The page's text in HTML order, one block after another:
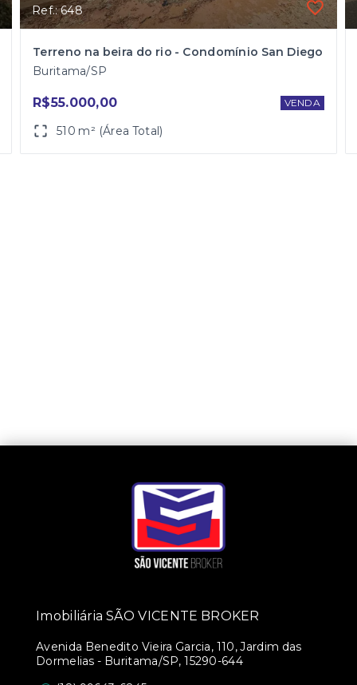
Ref.: 648
Terreno na beira do rio - Condomínio San Diego
Buritama/SP
R$55.000,00 VENDA
510 m² (Área Total)
Imobiliária SÃO VICENTE BROKER
Avenida Benedito Vieira Garcia, 110, Jardim das
Dormelias - Buritama/SP, 15290-644